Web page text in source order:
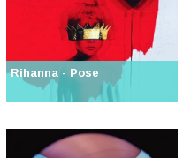
Rihanna - Pose